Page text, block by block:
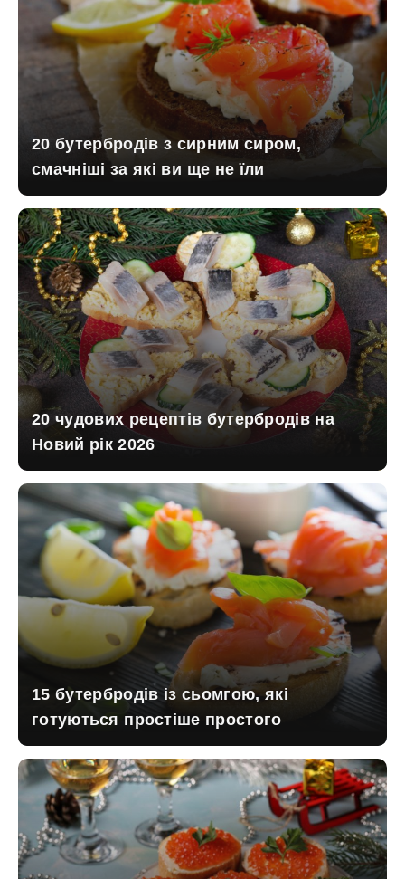
20 бутербродів з сирним сиром,
смачніші за які ви ще не їли
20 чудових рецептів бутербродів на
Новий рік 2026
15 бутербродів із сьомгою, які
готуються простіше простого